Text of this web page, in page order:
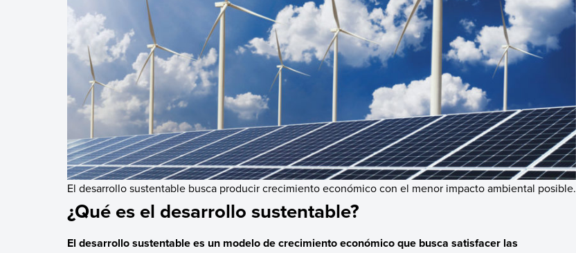
El desarrollo sustentable busca producir crecimiento económico con el menor impacto ambiental posible.
¿Qué es el desarrollo sustentable?
El desarrollo sustentable es un modelo de crecimiento económico que busca satisfacer las